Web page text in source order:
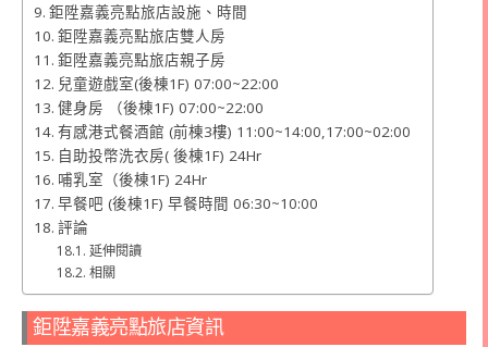
鉅陞嘉義亮點旅店設施、時間
鉅陞嘉義亮點旅店雙人房
鉅陞嘉義亮點旅店親子房
兒童遊戲室(後棟1F) 07:00~22:00
健身房 （後棟1F) 07:00~22:00
有感港式餐酒館 (前棟3樓) 11:00~14:00,17:00~02:00
自助投幣洗衣房( 後棟1F) 24Hr
哺乳室（後棟1F) 24Hr
早餐吧 (後棟1F) 早餐時間 06:30~10:00
評論
延伸閱讀
相關
鉅陞嘉義亮點旅店資訊